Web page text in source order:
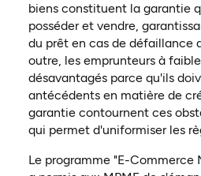
biens constituent la garantie
posséder et vendre,
du prêt en cas de défaillance
outre, les emprunteurs à
désavantagés parce qu'ils
antécédents en matière de
garantie contournent ces
qui permet d'uniformiser les
Le programme "E-Commerce